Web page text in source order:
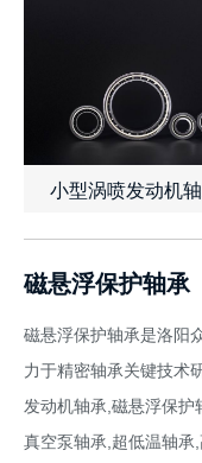
小型涡喷发动机
查看详情 了解
磁悬浮保护轴承
磁悬浮保护轴承是洛阳
力于精密轴承关键技术
发动机轴承,磁悬浮保护
真空泵轴承,超低温轴承